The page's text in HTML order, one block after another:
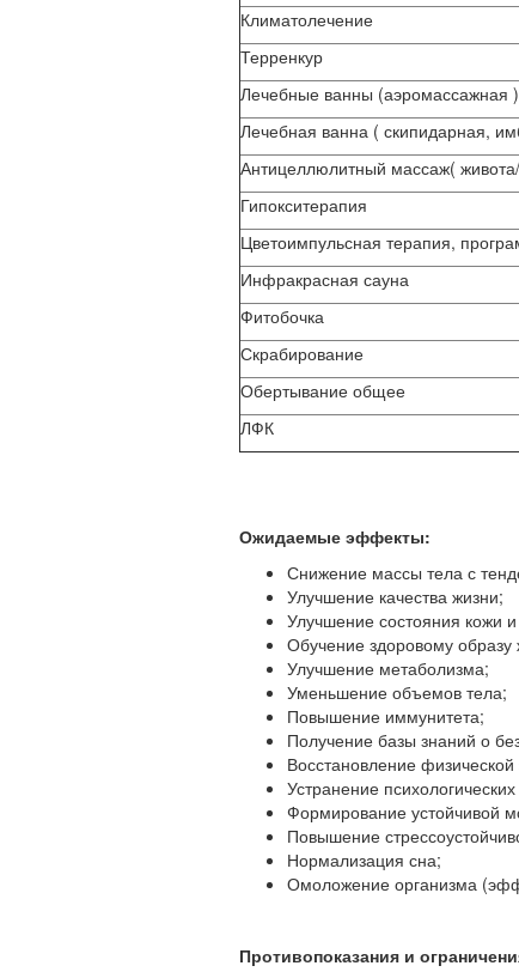
Климатолечение
Терренкур
Лечебные ванны (аэромассажная )
Лечебная ванна ( скипидарная,
Антицеллюлитный массаж(
Гипокситерапия
Цветоимпульсная терапия,
Инфракрасная сауна
Фитобочка
Скрабирование
Обертывание общее
ЛФК
Ожидаемые эффекты:
Снижение массы тела с
Улучшение качества жизни;
Улучшение состояния кожи
Обучение здоровому образу
Улучшение метаболизма;
Уменьшение объемов тела;
Повышение иммунитета;
Получение базы знаний о
Восстановление
Устранение
Формирование устойчивой
Повышение
Нормализация сна;
Омоложение организма
Противопоказания и